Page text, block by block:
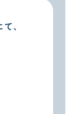
て、